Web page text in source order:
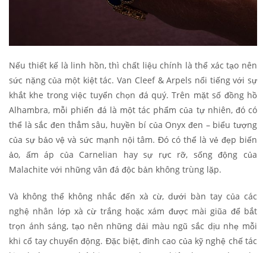
Nếu thiết kế là linh hồn, thì chất liệu chính là thể xác tạo nên
sức nặng của một kiệt tác. Van Cleef & Arpels nổi tiếng với sự
khắt khe trong việc tuyển chọn đá quý. Trên mặt số đồng hồ
Alhambra, mỗi phiến đá là một tác phẩm của tự nhiên, đó có
thể là sắc đen thẳm sâu, huyền bí của Onyx đen – biểu tượng
của sự bảo vệ và sức mạnh nội tâm. Đó có thể là vẻ đẹp biến
ảo, ấm áp của Carnelian hay sự rực rỡ, sống động của
Malachite với những vân đá độc bản không trùng lặp.
Và không thể không nhắc đến xà cừ, dưới bàn tay của các
nghệ nhân lớp xà cừ trắng hoặc xám được mài giũa để bắt
trọn ánh sáng, tạo nên những dải màu ngũ sắc dịu nhẹ mỗi
khi cổ tay chuyển động. Đặc biệt, đỉnh cao của kỹ nghệ chế tác